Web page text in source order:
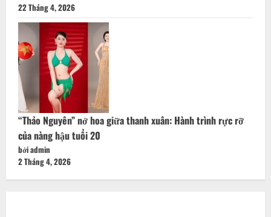
22 Tháng 4, 2026
“Thảo Nguyên” nở hoa giữa thanh xuân: Hành trình rực rỡ
của nàng hậu tuổi 20
bởi admin
2 Tháng 4, 2026